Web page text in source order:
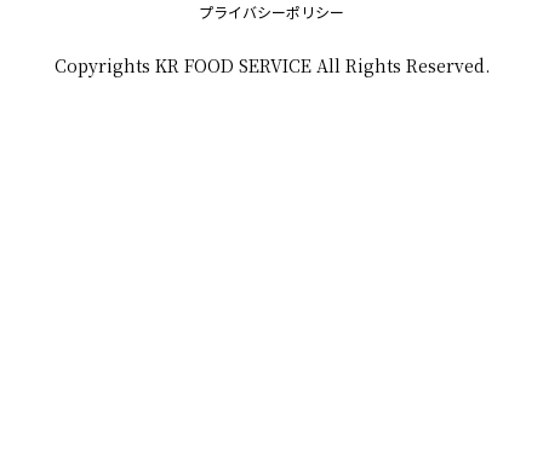
プライバシーポリシー
Copyrights KR FOOD SERVICE All Rights Reserved.